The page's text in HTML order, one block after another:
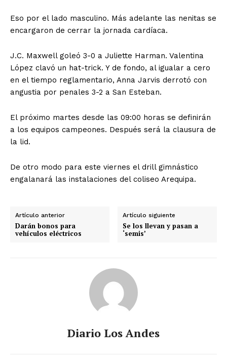
Eso por el lado masculino. Más adelante las nenitas se
encargaron de cerrar la jornada cardíaca.
J.C. Maxwell goleó 3-0 a Juliette Harman. Valentina
López clavó un hat-trick. Y de fondo, al igualar a cero
en el tiempo reglamentario, Anna Jarvis derrotó con
angustia por penales 3-2 a San Esteban.
El próximo martes desde las 09:00 horas se definirán
a los equipos campeones. Después será la clausura de
la lid.
De otro modo para este viernes el drill gimnástico
engalanará las instalaciones del coliseo Arequipa.
Artículo anterior
Darán bonos para
vehículos eléctricos
Artículo siguiente
Se los llevan y pasan a
‘semis’
Diario Los Andes